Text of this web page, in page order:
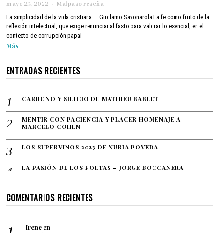
mayo 23, 2022
a
o
2
2
0
Malpaso reseña
La simplicidad de la vida cristiana — Girolamo Savonarola La fe como fruto de la
reflexión intelectual, que exige renunciar al fasto para valorar lo esencial, en el
contexto de corrupción papal
Más
ENTRADAS RECIENTES
CARBONO Y SILICIO DE MATHIEU BABLET
MENTIR CON PACIENCIA Y PLACER HOMENAJE A
MARCELO COHEN
LOS SUPERVINOS 2023 DE NURIA POVEDA
LA PASIÓN DE LOS POETAS – JORGE BOCCANERA
COMENTARIOS RECIENTES
Irene en